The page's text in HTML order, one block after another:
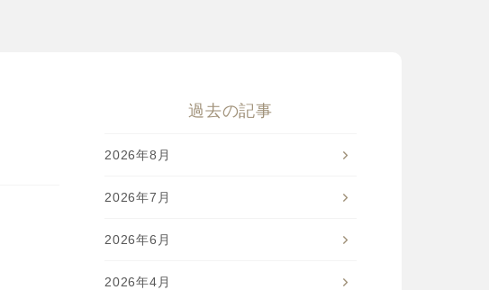
過去の記事
2026年8月
2026年7月
2026年6月
2026年4月